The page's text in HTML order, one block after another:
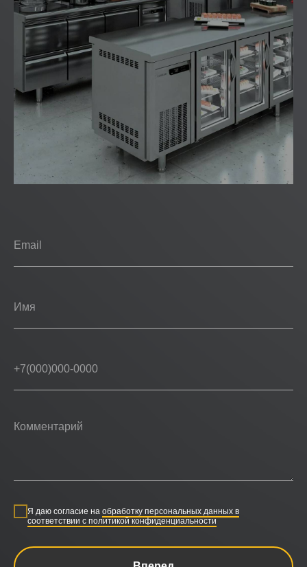
Я даю согласие на обработку персональных данных в
соответствии с политикой конфиденциальности